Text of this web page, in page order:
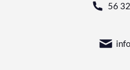
56